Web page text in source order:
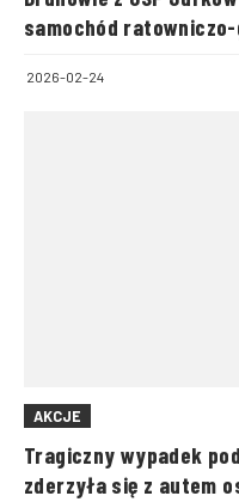
samochód
2026-02-24
AKCJE
Tragiczny wypadek
zderzyła się z autem